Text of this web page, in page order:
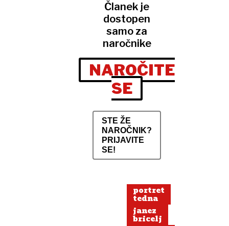
Članek je
dostopen
samo za
naročnike
NAROČITE
SE
STE ŽE
NAROČNIK?
PRIJAVITE
SE!
portret
tedna
janez
bricelj